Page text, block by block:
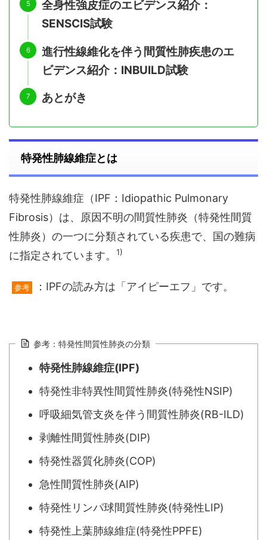
全身性強皮症のエビデンス紹介：
SENSCIS試験
進行性線維化を伴う間質性肺疾患のエ
ビデンス紹介：INBUILD試験
あとがき
特発性肺線維症とは
特発性肺線維症（IPF：Idiopathic Pulmonary
Fibrosis）は、原因不明の間質性肺炎（特発性間質
性肺炎）の一つに分類されている疾患で、国の難病
に指定されています。
1)
参考 ：IPFの読み方は「アイピーエフ」です。
参考：特発性間質性肺炎の分類
特発性肺線維症(IPF)
特発性非特異性間質性肺炎(特発性NSIP)
呼吸細気管支炎を伴う間質性肺炎(RB-ILD)
剥離性間質性肺炎(DIP)
特発性器質化肺炎(COP)
急性間質性肺炎(AIP)
特発性リンパ球間質性肺炎(特発性LIP)
特発性上葉肺線維症(特発性PPFE)